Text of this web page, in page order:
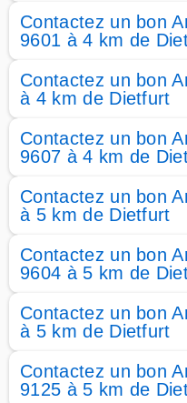
Contactez un bon
9601 à 4 km de
Contactez un bon
à 4 km de Dietfurt
Contactez un bon
9607 à 4 km de
Contactez un bon
à 5 km de Dietfurt
Contactez un bon
9604 à 5 km de
Contactez un bon
à 5 km de Dietfurt
Contactez un bon
9125 à 5 km de